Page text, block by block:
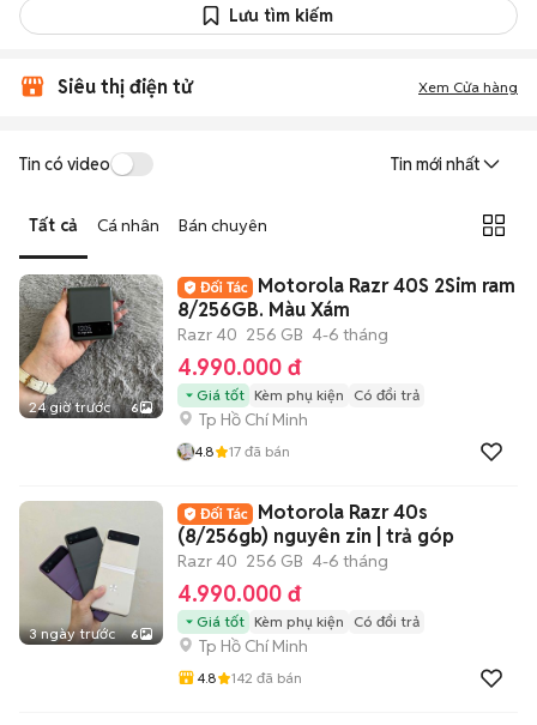
Lưu tìm kiếm
Siêu thị điện tử Xem Cửa hàng
Tin có video Tin mới nhất
Tất cả Cá nhân Bán chuyên
24 giờ trước 6
Motorola Razr 40S 2Sim ram
8/256GB. Màu Xám
Razr 40 256 GB 4-6 tháng
4.990.000 đ
Giá tốt Kèm phụ kiện Có đổi trả
Tp Hồ Chí Minh
4.8 17 đã bán
3 ngày trước 6
Motorola Razr 40s
(8/256gb) nguyên zin | trả góp
Razr 40 256 GB 4-6 tháng
4.990.000 đ
Giá tốt Kèm phụ kiện Có đổi trả
Tp Hồ Chí Minh
4.8 142 đã bán